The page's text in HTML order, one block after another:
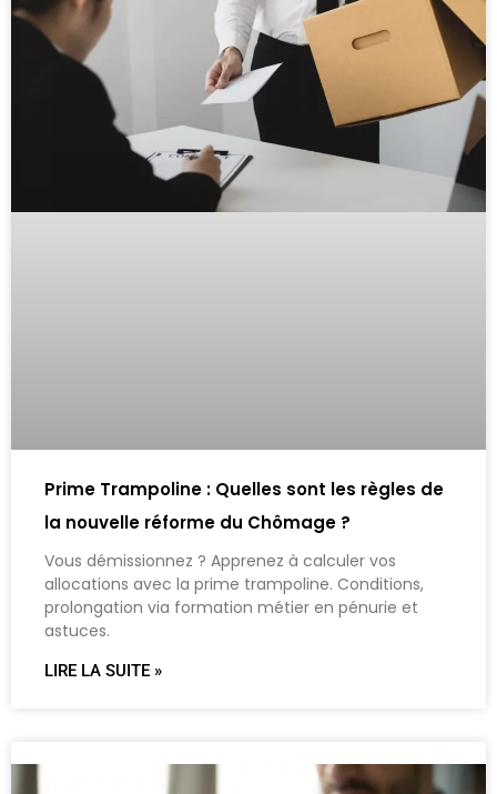
Prime Trampoline : Quelles sont les règles de
la nouvelle réforme du Chômage ?
Vous démissionnez ? Apprenez à calculer vos
allocations avec la prime trampoline. Conditions,
prolongation via formation métier en pénurie et
astuces.
LIRE LA SUITE »